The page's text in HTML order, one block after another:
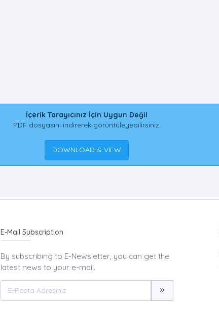
İçerik Tarayıcınız İçin Uygun Değil
PDF dosyasını indirerek görüntüleyebilirsiniz.
DOWNLOAD & VIEW
E-Mail Subscription
By subscribing to E-Newsletter, you can get the
latest news to your e-mail.